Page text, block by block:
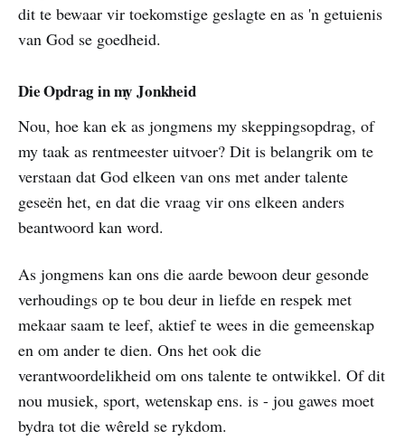
dit te bewaar vir toekomstige geslagte en as 'n getuienis
van God se goedheid.
Die Opdrag in my Jonkheid
Nou, hoe kan ek as jongmens my skeppingsopdrag, of
my taak as rentmeester uitvoer? Dit is belangrik om te
verstaan dat God elkeen van ons met ander talente
geseën het, en dat die vraag vir ons elkeen anders
beantwoord kan word.
As jongmens kan ons die aarde bewoon deur gesonde
verhoudings op te bou deur in liefde en respek met
mekaar saam te leef, aktief te wees in die gemeenskap
en om ander te dien. Ons het ook die
verantwoordelikheid om ons talente te ontwikkel. Of dit
nou musiek, sport, wetenskap ens. is - jou gawes moet
bydra tot die wêreld se rykdom.